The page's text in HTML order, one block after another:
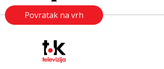
Povratak na vrh